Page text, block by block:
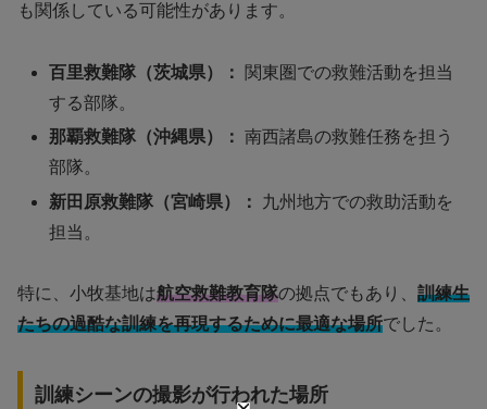
も関係している可能性があります。
百里救難隊（茨城県）：
関東圏での救難活動を担当
する部隊。
那覇救難隊（沖縄県）： 南西諸島の救難任務を担う
部隊。
新田原救難隊（宮崎県）：
九州地方での救助活動を
担当。
特に、小牧基地は航空救難教育隊の拠点でもあり、 訓練生
たちの過酷な訓練を再現するために最適な場所でした。
訓練シーンの撮影が行われた場所